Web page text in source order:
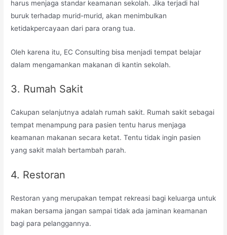
harus menjaga standar keamanan sekolah. Jika terjadi hal
buruk terhadap murid-murid, akan menimbulkan
ketidakpercayaan dari para orang tua.
Oleh karena itu, EC Consulting bisa menjadi tempat belajar
dalam mengamankan makanan di kantin sekolah.
3. Rumah Sakit
Cakupan selanjutnya adalah rumah sakit. Rumah sakit sebagai
tempat menampung para pasien tentu harus menjaga
keamanan makanan secara ketat. Tentu tidak ingin pasien
yang sakit malah bertambah parah.
4. Restoran
Restoran yang merupakan tempat rekreasi bagi keluarga untuk
makan bersama jangan sampai tidak ada jaminan keamanan
bagi para pelanggannya.